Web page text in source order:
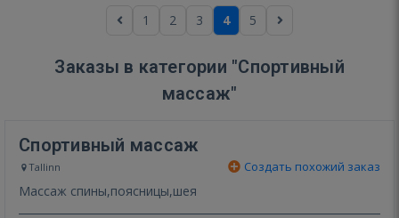
1 2 3 4 5
Заказы в категории "Спортивный
массаж"
Спортивный массаж
Tallinn Создать похожий заказ
Массаж спины,поясницы,шея